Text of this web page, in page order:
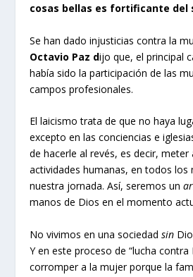
cosas bellas es fortificante del
Se han dado injusticias contra la
Octavio Paz dijo que, el principal
había sido la participación de las
campos profesionales.
El laicismo trata de que no haya
excepto en las conciencias e
de hacerle al revés, es decir,
actividades humanas, en todos los
nuestra jornada. Así, seremos un
manos de Dios en el momento
No vivimos en una sociedad sin
Y en este proceso de “lucha contra
corromper a la mujer porque la